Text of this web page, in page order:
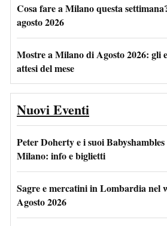
Cosa fare a Milano questa
agosto 2026
Mostre a Milano di Agosto 2026: gli
attesi del mese
Nuovi Eventi
Peter Doherty e i suoi
Milano: info e biglietti
Sagre e mercatini in Lombardia nel
Agosto 2026